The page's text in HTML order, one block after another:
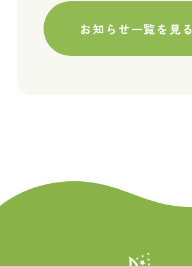
お知らせ一覧を見る